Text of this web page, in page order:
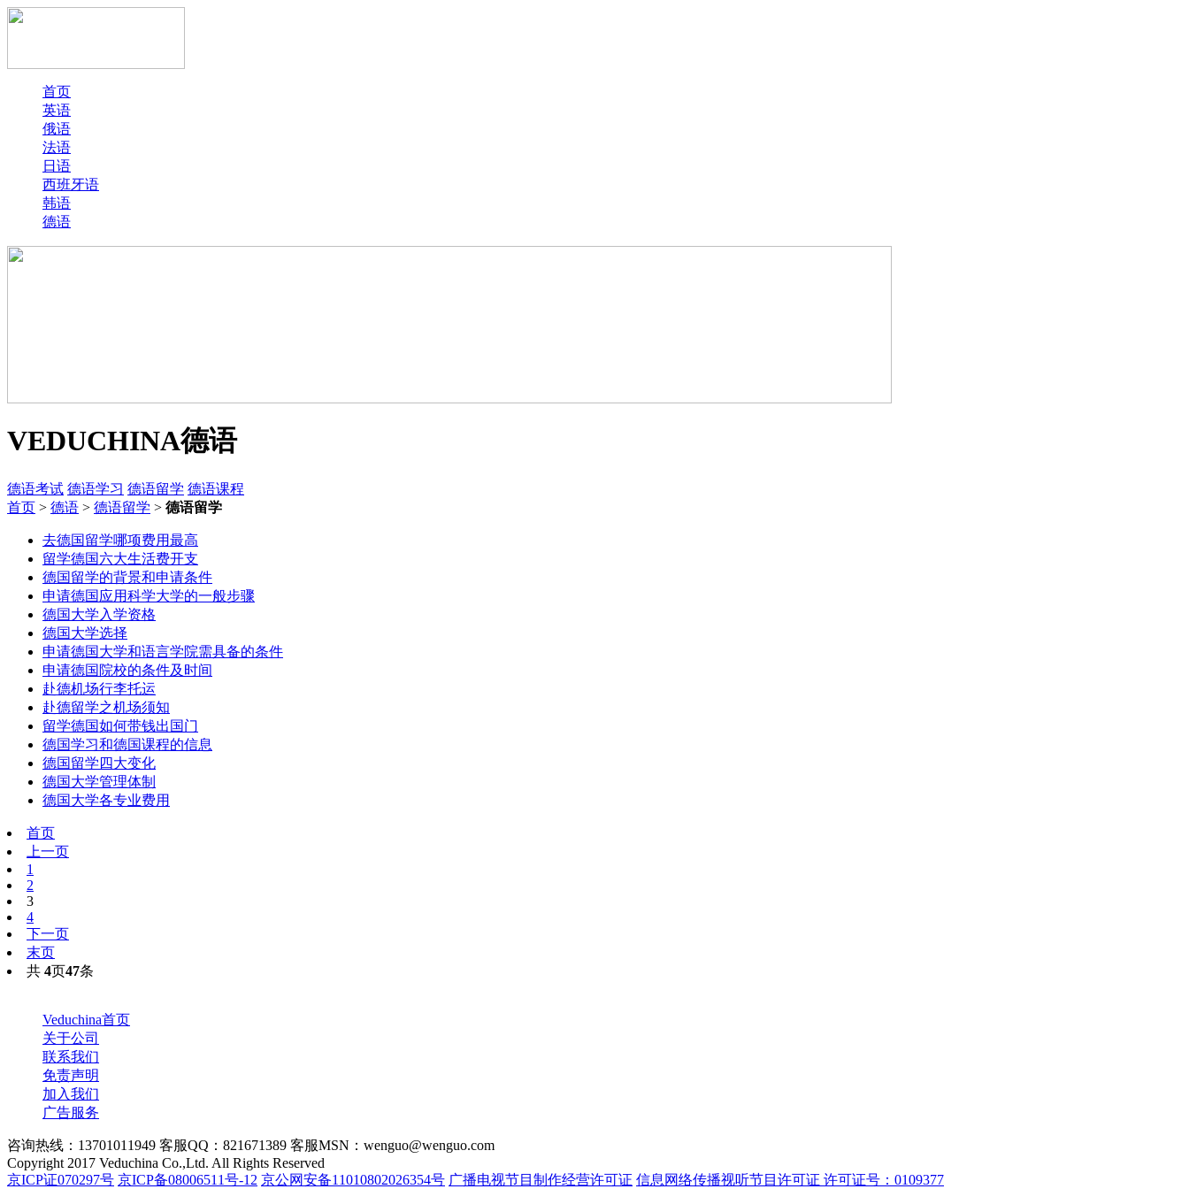
首页
英语
俄语
法语
日语
西班牙语
韩语
德语
VEDUCHINA德语
德语考试 德语学习 德语留学 德语课程
首页 > 德语 > 德语留学 > 德语留学
去德国留学哪项费用最高
留学德国六大生活费开支
德国留学的背景和申请条件
申请德国应用科学大学的一般步骤
德国大学入学资格
德国大学选择
申请德国大学和语言学院需具备的条件
申请德国院校的条件及时间
赴德机场行李托运
赴德留学之机场须知
留学德国如何带钱出国门
德国学习和德国课程的信息
德国留学四大变化
德国大学管理体制
德国大学各专业费用
首页
上一页
1
2
3
4
下一页
末页
共 4页47条
Veduchina首页
关于公司
联系我们
免责声明
加入我们
广告服务
咨询热线：13701011949 客服QQ：821671389 客服MSN：wenguo@wenguo.com
Copyright 2017 Veduchina Co.,Ltd. All Rights Reserved
京ICP证070297号 京ICP备08006511号-12 京公网安备11010802026354号 广播电视节目制作经营许可证 信息网络传播视听节目许可证 许可证号：0109377